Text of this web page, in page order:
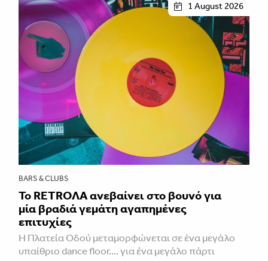
1 August 2026
BARS & CLUBS
Το RETROΛA ανεβαίνει στο βουνό για
μία βραδιά γεμάτη αγαπημένες
επιτυχίες
Η Πλατεία Οδού μεταμορφώνεται σε ένα μεγάλο
υπαίθριο dance floor.... για ένα μεγάλο πάρτι